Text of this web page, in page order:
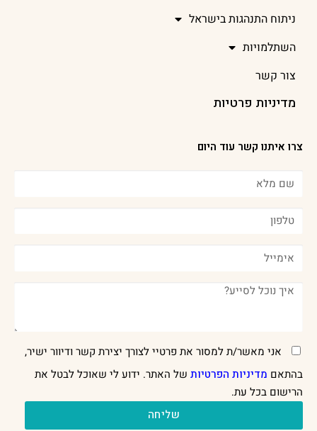
ניתוח התנהגות בישראל
השתלמויות
צור קשר
מדיניות פרטיות
צרו איתנו קשר עוד היום
אני מאשר/ת למסור את פרטיי לצורך יצירת קשר ודיוור ישיר,
בהתאם מדיניות הפרטיות של האתר. ידוע לי שאוכל לבטל את
הרישום בכל עת.
שליחה